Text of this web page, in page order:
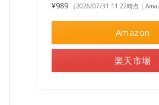
¥989
（2026/07/31 11:22時点 |
Amazon
楽天市場